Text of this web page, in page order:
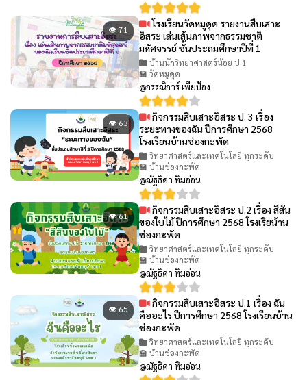
👁 71
โรงเรียนวัดหมูดุด รายงานสืบเสาะ
อิสระ เล่นเส้นภาพจากธรรมชาติ
มหัศจรรย์ ชั้นประถมศึกษาปีที่ 1
บ้านนักวิทยาศาสตร์น้อย ป.1
🏫 วัดหมูดุด
@กรรณิการ์ เพียป้อง
👁 63
กิจกรรมสืบเสาะอิสระ ป. 3 เรื่อง
ระยะทางของฉัน ปีการศึกษา 2568
โรงเรียนบ้านช่องกะพัด
วิทยาศาสตร์และเทคโนโลยี ทุกระดับ
🏫 บ้านช่องกะพัด
@ณัฐธิดา ทิมอ่อน
👁 61
กิจกรรมสืบเสาะอิสระ ป.2 เรื่อง สีสัน
ของใบไม้ ปีการศึกษา 2568 โรงเรียน้าน
ช่องกะพัด
วิทยาศาสตร์และเทคโนโลยี ทุกระดับ
🏫 บ้านช่องกะพัด
@ณัฐธิดา ทิมอ่อน
👁 65
กิจกรรมสืบเสาะอิสระ ป.1 เรื่อง ฉัน
คืออะไร ปีการศึกษา 2568 โรงเรียนบ้าน
ช่องกะพัด
วิทยาศาสตร์และเทคโนโลยี ทุกระดับ
🏫 บ้านช่องกะพัด
@ณัฐธิดา ทิมอ่อน